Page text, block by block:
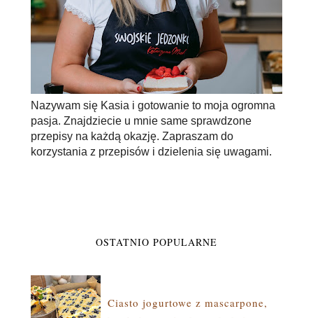
Nazywam się Kasia i gotowanie to moja ogromna
pasja. Znajdziecie u mnie same sprawdzone
przepisy na każdą okazję. Zapraszam do
korzystania z przepisów i dzielenia się uwagami.
OSTATNIO POPULARNE
Ciasto jogurtowe z mascarpone,